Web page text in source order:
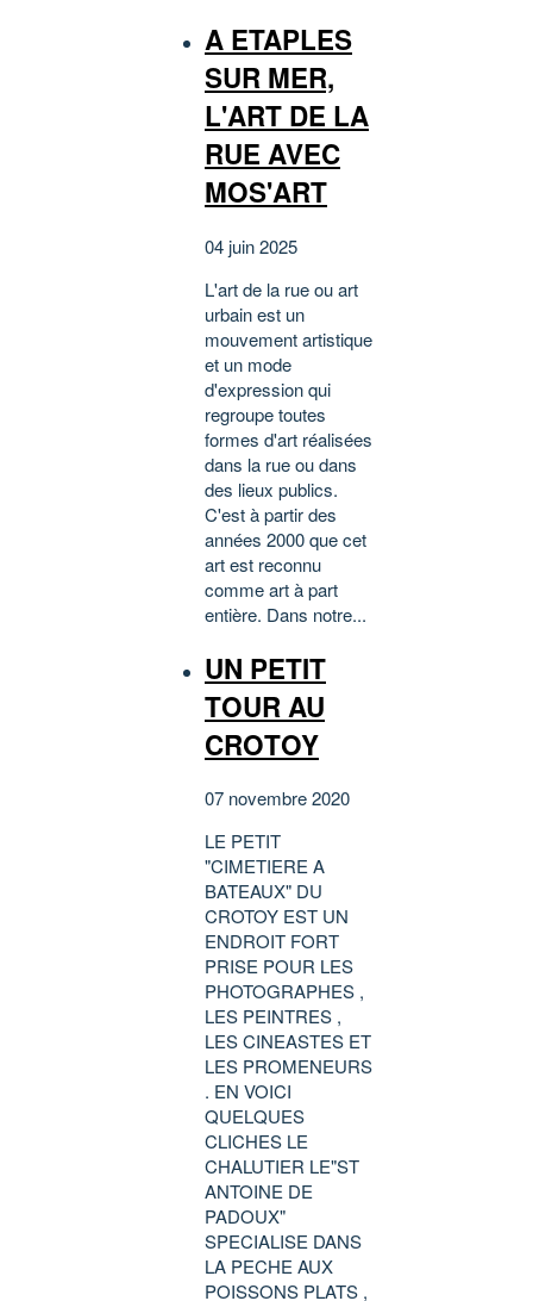
A ETAPLES
SUR MER,
L'ART DE LA
RUE AVEC
MOS'ART
04 juin 2025
L'art de la rue ou art
urbain est un
mouvement artistique
et un mode
d'expression qui
regroupe toutes
formes d'art réalisées
dans la rue ou dans
des lieux publics.
C'est à partir des
années 2000 que cet
art est reconnu
comme art à part
entière. Dans notre...
UN PETIT
TOUR AU
CROTOY
07 novembre 2020
LE PETIT
"CIMETIERE A
BATEAUX" DU
CROTOY EST UN
ENDROIT FORT
PRISE POUR LES
PHOTOGRAPHES ,
LES PEINTRES ,
LES CINEASTES ET
LES PROMENEURS
. EN VOICI
QUELQUES
CLICHES LE
CHALUTIER LE"ST
ANTOINE DE
PADOUX"
SPECIALISE DANS
LA PECHE AUX
POISSONS PLATS ,